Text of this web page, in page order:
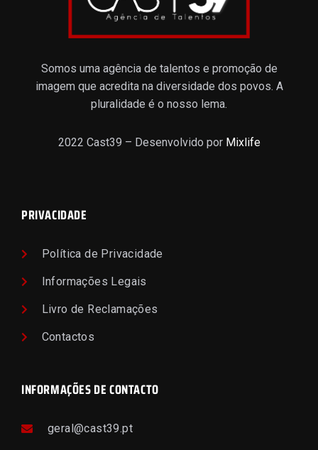
Somos uma agência de talentos e promoção de
imagem que acredita na diversidade dos povos. A
pluralidade é o nosso lema.
2022 Cast39 – Desenvolvido por Mixlife
PRIVACIDADE
Política de Privacidade
Informações Legais
Livro de Reclamações
Contactos
INFORMAÇÕES DE CONTACTO
geral@cast39.pt